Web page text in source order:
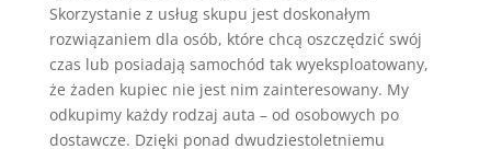
Skorzystanie z usług skupu jest doskonałym
rozwiązaniem dla osób, które chcą oszczędzić swój
czas lub posiadają samochód tak wyeksploatowany,
że żaden kupiec nie jest nim zainteresowany. My
odkupimy każdy rodzaj auta – od osobowych po
dostawcze. Dzięki ponad dwudziestoletniemu